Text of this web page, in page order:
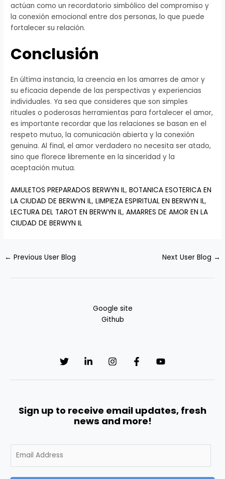
actúan como un recordatorio simbólico del compromiso y
la conexión emocional entre dos personas, lo que puede
fortalecer su relación.
Conclusión
En última instancia, la creencia en los amarres de amor y
su eficacia depende de las perspectivas y experiencias
individuales. Ya sea que consideres que son simples
rituales o poderosas herramientas para fortalecer el amor,
es importante recordar que las relaciones se basan en el
respeto mutuo, la comunicación abierta y la conexión
genuina. Al final, el amor verdadero no necesita ser atado,
sino que florece libremente en la sinceridad y la
aceptación mutua.
AMULETOS PREPARADOS BERWYN IL,BOTANICA ESOTERICA EN
LA CIUDAD DE BERWYN IL,LIMPIEZA ESPIRITUAL EN BERWYN IL,
LECTURA DEL TAROT EN BERWYN IL,AMARRES DE AMOR EN LA
CIUDAD DE BERWYN IL
← Previous User Blog Next User Blog →
Google site
Github
Sign up to receive email updates, fresh
news and more!
m